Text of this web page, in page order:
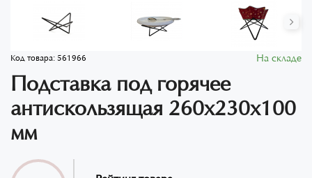
Код товара:561966 На складе
Подставка под горячее
антискользящая 260x230x100
мм